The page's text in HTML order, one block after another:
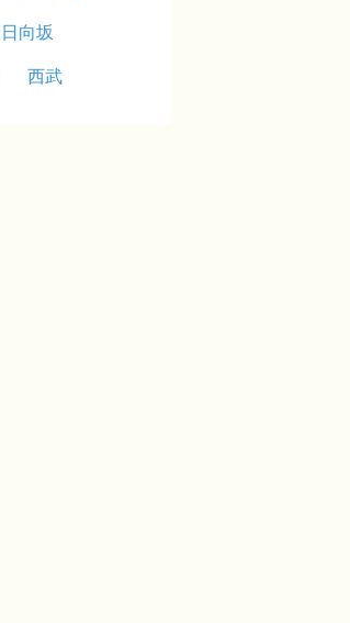
日向坂
西武